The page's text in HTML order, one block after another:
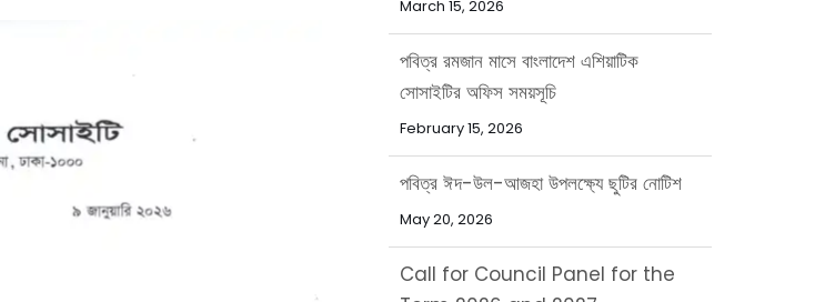
পবিত্র রমজান মাসে বাংলাদেশ এশিয়াটিক
সোসাইটির অফিস সময়সূচি
February 15, 2026
পবিত্র ঈদ-উল-আজহা উপলক্ষ্যে ছুটির নোটিশ
May 20, 2026
Call for Council Panel for the
Term 2026 and 2027